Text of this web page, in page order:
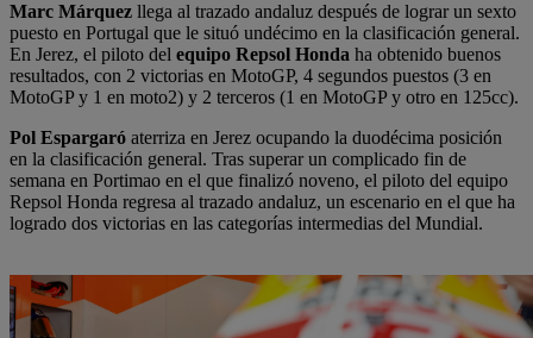
Marc Márquez llega al trazado andaluz después de lograr un sexto
puesto en Portugal que le situó undécimo en la clasificación general.
En Jerez, el piloto del equipo Repsol Honda ha obtenido buenos
resultados, con 2 victorias en MotoGP, 4 segundos puestos (3 en
MotoGP y 1 en moto2) y 2 terceros (1 en MotoGP y otro en 125cc).
Pol Espargaró aterriza en Jerez ocupando la duodécima posición
en la clasificación general. Tras superar un complicado fin de
semana en Portimao en el que finalizó noveno, el piloto del equipo
Repsol Honda regresa al trazado andaluz, un escenario en el que ha
logrado dos victorias en las categorías intermedias del Mundial.